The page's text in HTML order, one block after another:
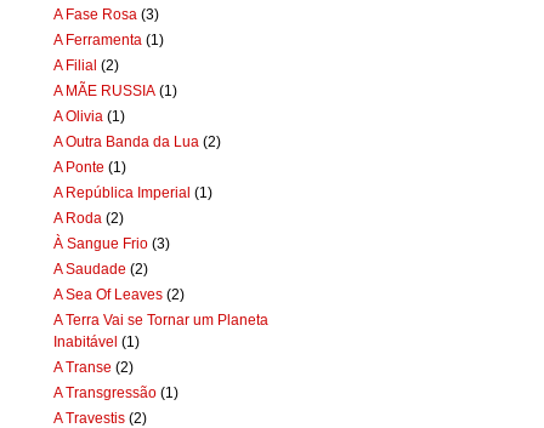
A Fase Rosa (3)
A Ferramenta (1)
A Filial (2)
A MÃE RUSSIA (1)
A Olivia (1)
A Outra Banda da Lua (2)
A Ponte (1)
A República Imperial (1)
A Roda (2)
À Sangue Frio (3)
A Saudade (2)
A Sea Of Leaves (2)
A Terra Vai se Tornar um Planeta
Inabitável (1)
A Transe (2)
A Transgressão (1)
A Travestis (2)